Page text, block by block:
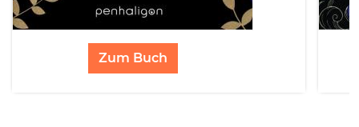
Zum Buch